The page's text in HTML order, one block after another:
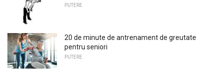
PUTERE
20 de minute de antrenament de greutate
pentru seniori
PUTERE